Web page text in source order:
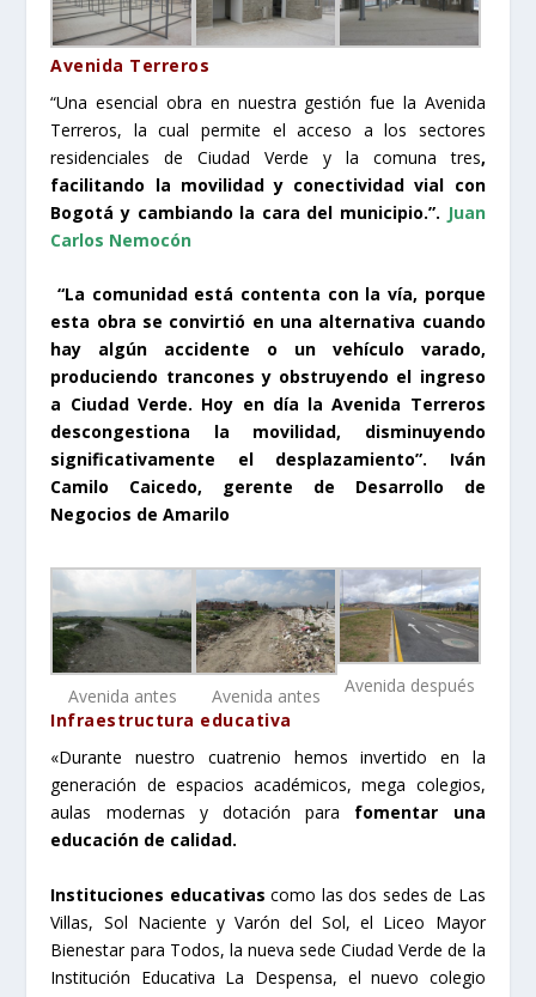
Avenida Terreros
“Una esencial obra en nuestra gestión fue la Avenida
Terreros, la cual permite el acceso a los sectores
residenciales de Ciudad Verde y la comuna tres,
facilitando la movilidad y conectividad vial con
Bogotá y cambiando la cara del municipio.”. Juan
Carlos Nemocón
“La comunidad está contenta con la vía, porque
esta obra se convirtió en una alternativa cuando
hay algún accidente o un vehículo varado,
produciendo trancones y obstruyendo el ingreso
a Ciudad Verde. Hoy en día la Avenida Terreros
descongestiona la movilidad, disminuyendo
significativamente el desplazamiento”. Iván
Camilo Caicedo, gerente de Desarrollo de
Negocios de Amarilo
Avenida antes Avenida antes
Avenida después
Infraestructura educativa
«Durante nuestro cuatrenio hemos invertido en la
generación de espacios académicos, mega colegios,
aulas modernas y dotación para fomentar una
educación de calidad.
Instituciones educativas como las dos sedes de Las
Villas, Sol Naciente y Varón del Sol, el Liceo Mayor
Bienestar para Todos, la nueva sede Ciudad Verde de la
Institución Educativa La Despensa, el nuevo colegio